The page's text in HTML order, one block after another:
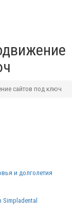
сайтов под ключ
и долголетия